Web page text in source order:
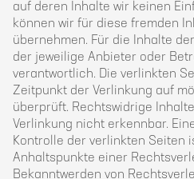
auf deren Inhalte wir keinen
können wir für diese fremden
übernehmen. Für die Inhalte
der jeweilige Anbieter oder
verantwortlich. Die verlinkten
Zeitpunkt der Verlinkung auf
überprüft. Rechtswidrige
Verlinkung nicht erkennbar.
Kontrolle der verlinkten Seiten
Anhaltspunkte einer
Bekanntwerden von